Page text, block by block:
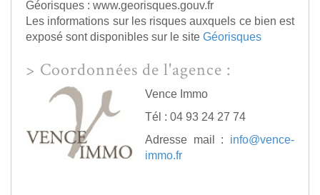
Géorisques : www.georisques.gouv.fr
Les informations sur les risques auxquels ce bien est
exposé sont disponibles sur le site Géorisques
> Coordonnées de l'agence :
Vence Immo
Tél : 04 93 24 27 74
Adresse mail : info@vence-
immo.fr